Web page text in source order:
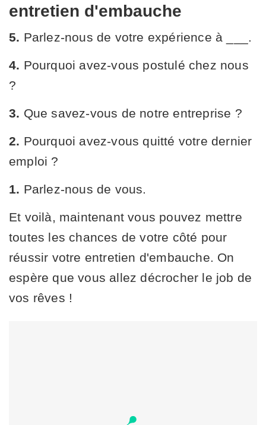
entretien d'embauche
5. Parlez-nous de votre expérience à ___.
4. Pourquoi avez-vous postulé chez nous
?
3. Que savez-vous de notre entreprise ?
2. Pourquoi avez-vous quitté votre dernier
emploi ?
1. Parlez-nous de vous.
Et voilà, maintenant vous pouvez mettre
toutes les chances de votre côté pour
réussir votre entretien d'embauche. On
espère que vous allez décrocher le job de
vos rêves !